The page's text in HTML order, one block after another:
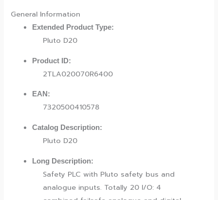
General Information
Extended Product Type:
Pluto D20
Product ID:
2TLA020070R6400
EAN:
7320500410578
Catalog Description:
Pluto D20
Long Description:
Safety PLC with Pluto safety bus and
analogue inputs. Totally 20 I/O: 4